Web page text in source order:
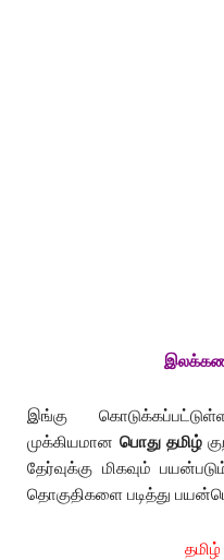
இங்கு
முக்கியமான பொது தமிழ்
தேர்வுக்கு மிகவும்
தொகுதிகளை படித்து